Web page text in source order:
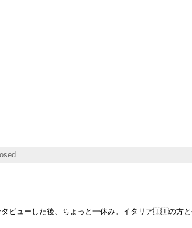
ビューした後、ちょっと一休み。イタリア🇮🇹の方